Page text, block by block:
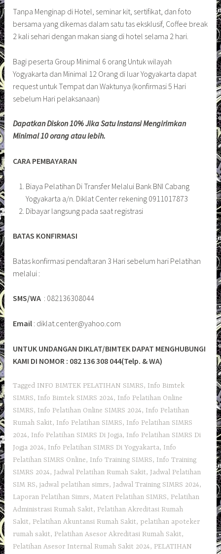
Tanpa Menginap di Hotel, seminar kit, sertifikat, dan foto
bersama yang dikemas dalam satu tas eksklusif, Coffee break
2 kali sehari dengan makan siang di hotel selama 2 hari.
Bagi peserta Group Minimal 6 orang Untuk wilayah
Yogyakarta dan Minimal 12 Orang di luar Yogyakarta dapat
request untuk Tempat dan Waktunya (konfirmasi 5 Hari
sebelum Hari pelaksanaan)
Dapatkan Diskon 10% Jika Satu Instansi Mengirimkan
Minimal 10 orang atau lebih.
CARA PEMBAYARAN
Biaya Pelatihan Di Transfer Melalui Bank BNI Cabang
Yogyakarta a/n. Diklat Center rekening 0911017873
Dibayar langsung pada saat registrasi
BATAS KONFIRMASI
Batas konfirmasi pendaftaran 3 Hari sebelum hari Pelatihan
melalui :
SMS/WA : 082136308044
Email : diklat.center@yahoo.com
UNTUK UNDANGAN DIKLAT/BIMTEK DAPAT MENGHUBUNGI
KAMI DI NOMOR : 082 136 308 044(Telp. & WA)
Tagged INFO BIMTEK PELATIHAN SIMRS, Info Bimtek
SIMRS, Info Bimtek SIMRS 2024, Info Pelatihan Online
SIMRS, Info Pelatihan Online SIMRS 2024, Info Pelatihan
Rumah Sakit, Info Pelatihan SIMRS, Info Pelatihan SIMRS
2024, Info Pelatihan SIMRS Di Jogja, Info Pelatihan SIMRS Di
Jogja 2024, Info Pelatihan SIMRS Di Yogyakarta, Info
Pelatihan SIMRS Online, Info Training SIMRS, Info Training
SIMRS 2024, Jadwal Pelatihan Rumah Sakit, Jadwal Pelatihan
SIM RS,jadwal pelatihan simrs, Jadwal Training SIMRS 2024,
Laporan Pelatihan Simrs,Materi Pelatihan SIMRS, Pelatihan
Administrasi Rumah Sakit, Pelatihan Akreditasi Rumah
Sakit, Pelatihan Akuntansi Rumah Sakit, pelatihan apoteker
rumah sakit, Pelatihan Asesor Akreditasi Rumah Sakit,
Pelatihan Asesor Internal Rumah Sakit 2024, PELATIHAN